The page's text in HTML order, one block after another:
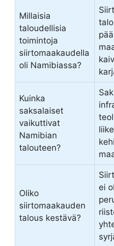
Millaisia
taloudellisia
toimintoja
siirtomaakaudella
oli Namibiassa?
Kuinka
saksalaiset
vaikuttivat
Namibian
talouteen?
Oliko
siirtomaakauden
talous kestävä?
ei